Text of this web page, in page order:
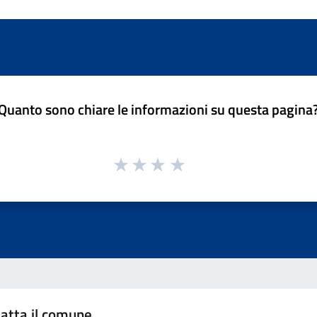
sono chiare le informazioni su questa